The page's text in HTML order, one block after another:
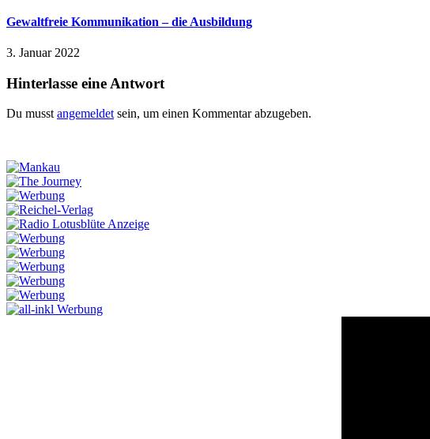
Gewaltfreie Kommunikation – die Ausbildung
3. Januar 2022
Hinterlasse eine Antwort
Du musst angemeldet sein, um einen Kommentar abzugeben.